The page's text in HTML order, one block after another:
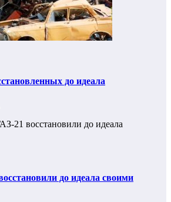
до идеала
до идеала своими